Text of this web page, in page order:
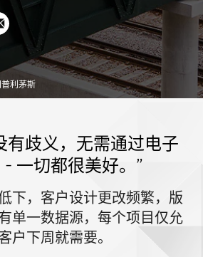
利茅斯
有歧义，无需通过电子
一切都很美好。”
下，客户设计更改频繁，版
单一数据源，每个项目仅允
户下周就需要。